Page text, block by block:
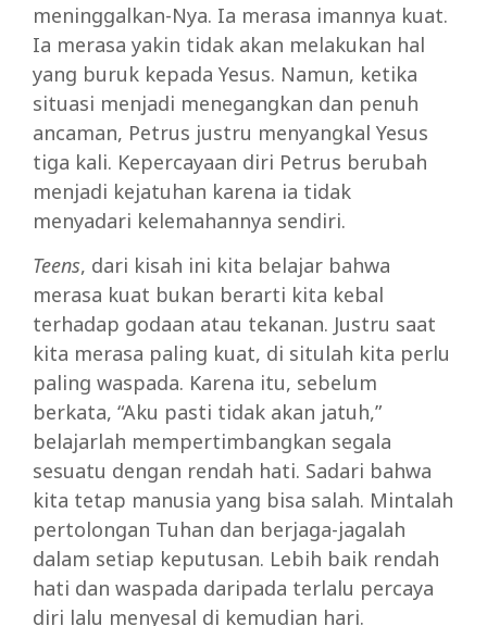
meninggalkan-Nya. Ia merasa imannya kuat.
Ia merasa yakin tidak akan melakukan hal
yang buruk kepada Yesus. Namun, ketika
situasi menjadi menegangkan dan penuh
ancaman, Petrus justru menyangkal Yesus
tiga kali. Kepercayaan diri Petrus berubah
menjadi kejatuhan karena ia tidak
menyadari kelemahannya sendiri.
Teens, dari kisah ini kita belajar bahwa
merasa kuat bukan berarti kita kebal
terhadap godaan atau tekanan. Justru saat
kita merasa paling kuat, di situlah kita perlu
paling waspada. Karena itu, sebelum
berkata, “Aku pasti tidak akan jatuh,”
belajarlah mempertimbangkan segala
sesuatu dengan rendah hati. Sadari bahwa
kita tetap manusia yang bisa salah. Mintalah
pertolongan Tuhan dan berjaga-jagalah
dalam setiap keputusan. Lebih baik rendah
hati dan waspada daripada terlalu percaya
diri lalu menyesal di kemudian hari.